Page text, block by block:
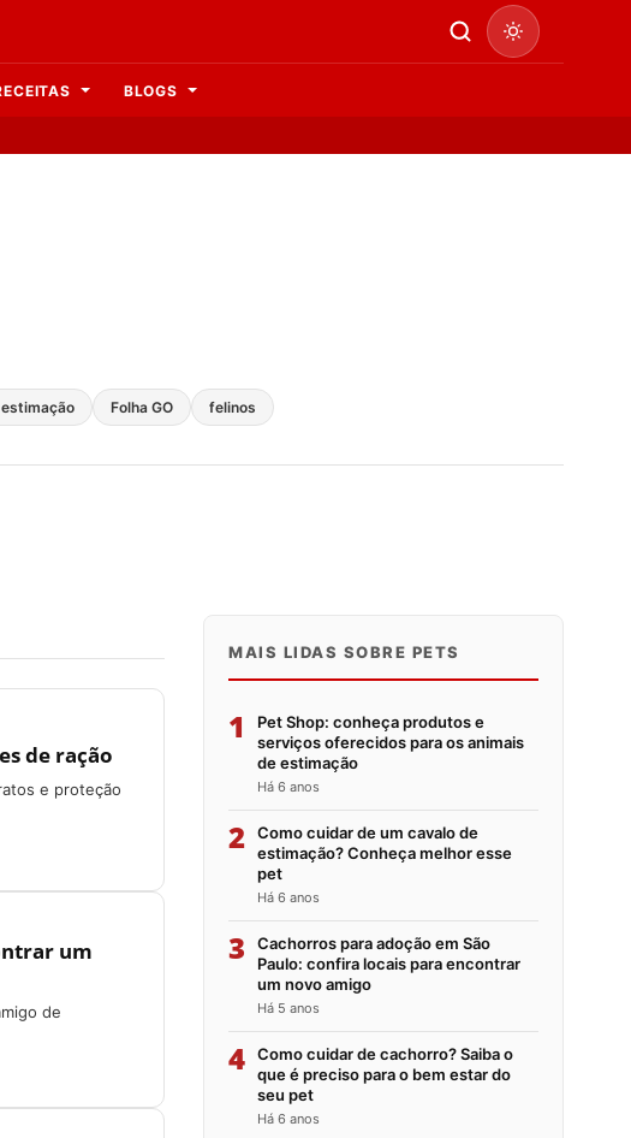
BLOGS
Folha GO felinos
de ração
e proteção
um
de
MAIS LIDAS SOBRE PETS
1
Pet Shop: conheça produtos e
serviços oferecidos para os animais
de estimação
Há 6 anos
2
Como cuidar de um cavalo de
estimação? Conheça melhor esse
pet
Há 6 anos
3
Cachorros para adoção em São
Paulo: confira locais para encontrar
um novo amigo
Há 5 anos
4
Como cuidar de cachorro? Saiba o
que é preciso para o bem estar do
seu pet
Há 6 anos